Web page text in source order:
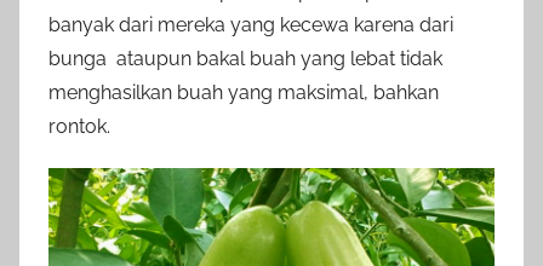
banyak dari mereka yang kecewa karena dari
bunga ataupun bakal buah yang lebat tidak
menghasilkan buah yang maksimal, bahkan
rontok.